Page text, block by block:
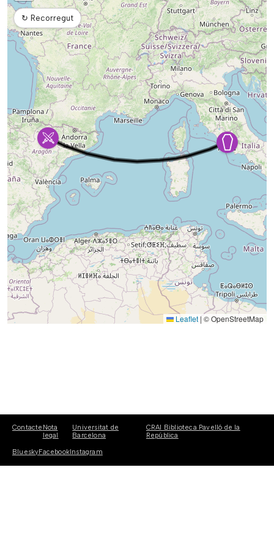
↻ Recorregut
Leaflet | © OpenStreetMap
Contacte Nota
legal
Universitat de
Barcelona
CRAI Biblioteca Pavelló de la
República
BlueskyFacebook Instagram